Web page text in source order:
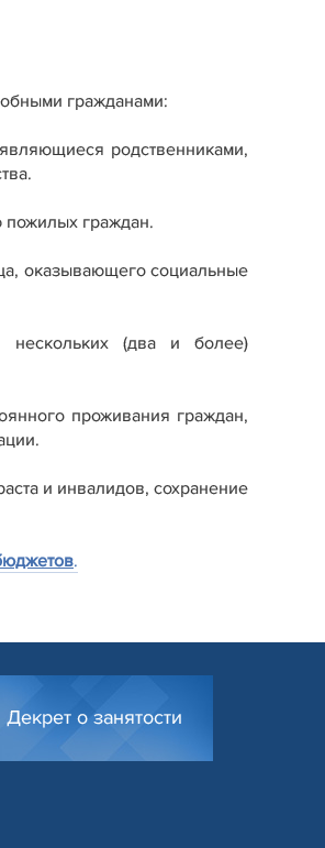
гражданами:
родственниками,
граждан.
оказывающего социальные
нескольких (два и более)
проживания граждан,
и инвалидов, сохранение
.
Декрет о занятости